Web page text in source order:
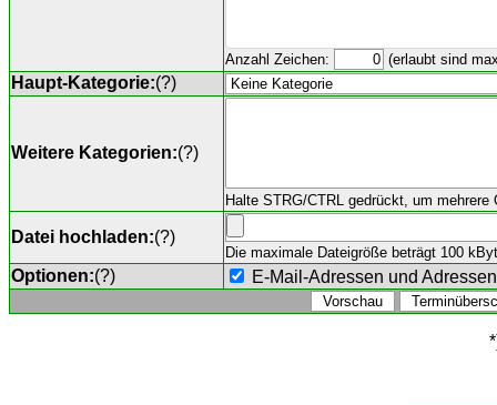
Anzahl Zeichen: (erlaubt sind
Haupt-Kategorie:(?)
Weitere Kategorien:(?)
Halte STRG/CTRL gedrückt, um mehrere
Datei hochladen:(?)
Die maximale Dateigröße beträgt 100
Optionen:(?) E-Mail-Adressen und